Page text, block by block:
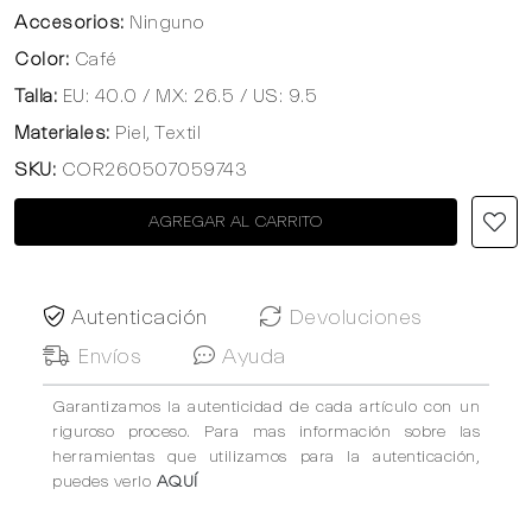
Accesorios: Ninguno
Color: Café
Talla: EU: 40.0 / MX: 26.5 / US: 9.5
Materiales: Piel, Textil
SKU: COR260507059743
AGREGAR AL CARRITO
Autenticación
Devoluciones
Envíos
Ayuda
Garantizamos la autenticidad de cada artículo con un
riguroso proceso. Para mas información sobre las
herramientas que utilizamos para la autenticación,
puedes verlo AQUÍ